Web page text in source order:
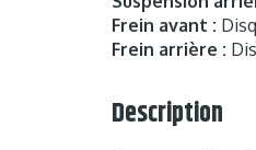
Frein avant :
Frein arrière :
Description